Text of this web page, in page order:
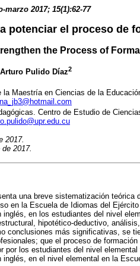
marzo 2017; 15(1):62-77
potenciar el proceso de
the Process of
Pulido Díaz2
la Maestría en Ciencias de la
Centro de Estudio de
2017.
2017.
una breve sistematización
en la Escuela de Idiomas del
inglés, en los estudiantes del nivel
hipotético-deductivo,
conclusiones más significativas, se
que el proceso de
por los estudiantes del nivel
inglés, en el nivel elemental en la